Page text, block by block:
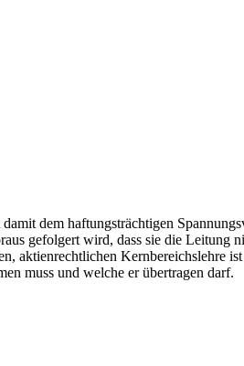
dem haftungsträchtigen
gefolgert wird, dass sie die Leitung
aktienrechtlichen Kernbereichslehre
muss und welche er übertragen darf.